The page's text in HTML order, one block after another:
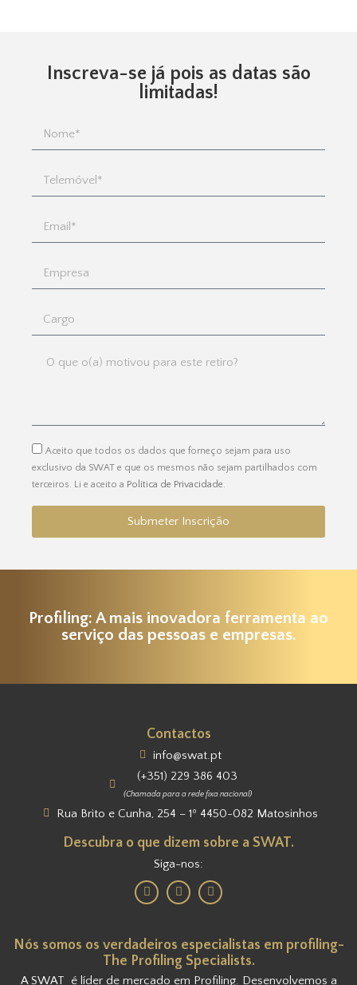
Inscreva-se já pois as datas são
limitadas!
Aceito que todos os dados que forneço sejam para uso
exclusivo da SWAT e que os mesmos não sejam partilhados com
terceiros. Li e aceito a Política de Privacidade.
Submeter Inscrição
Profiling: A mais inovadora ferramenta ao
serviço das pessoas e empresas.
Contactos
info@swat.pt
(+351) 229 386 403
(Chamada para a rede fixa nacional)
Rua Brito e Cunha, 254 – 1º 4450-082 Matosinhos
Descubra o que dizem sobre a SWAT.
Siga-nos:
Nós somos os verdadeiros especialistas em profiling-
The Profiling Specialists.
A SWAT é líder de mercado em Profiling. Desenvolvemos a